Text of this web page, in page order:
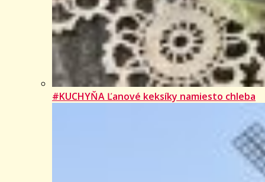
#KUCHYŇA Ľanové keksíky namiesto chleba